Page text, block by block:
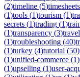
(2)timeline (5)timesheets
(1)tools (1)tourism (1)
secrets (1)trading (1)
(1)transparency (3)travel
(1)troubleshooting (40)
(1)turkey (4)tutorial (50)
(1)unified-commerce (1)
(1)upselling (1)user-